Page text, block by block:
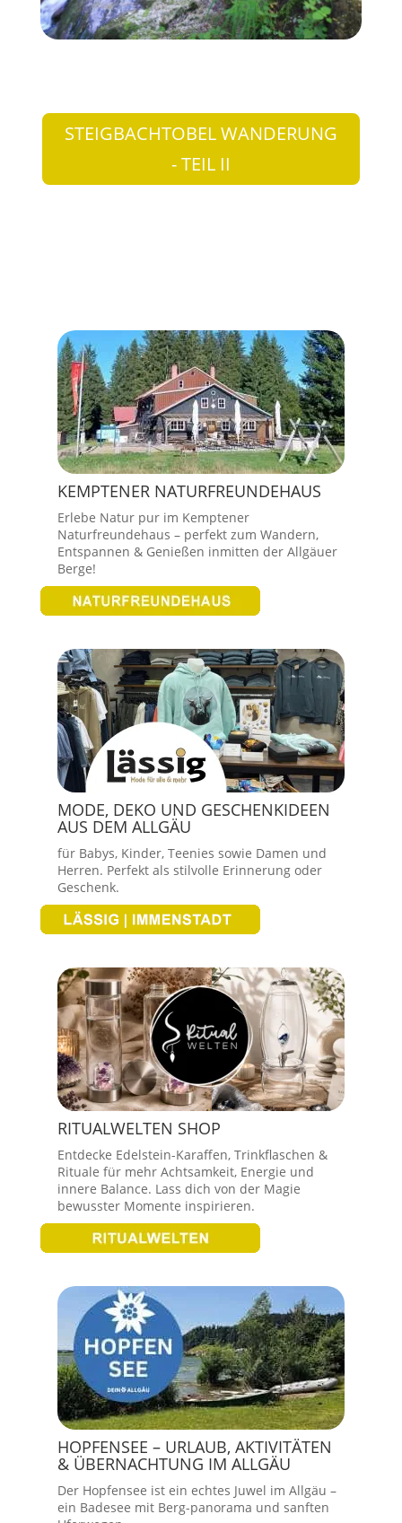
STEIGBACHTOBEL WANDERUNG
- TEIL II
KEMPTENER NATURFREUNDEHAUS
Erlebe Natur pur im Kemptener
Naturfreundehaus – perfekt zum Wandern,
Entspannen & Genießen inmitten der Allgäuer
Berge!
MODE, DEKO UND GESCHENKIDEEN
AUS DEM ALLGÄU
für Babys, Kinder, Teenies sowie Damen und
Herren. Perfekt als stilvolle Erinnerung oder
Geschenk.
RITUALWELTEN SHOP
Entdecke Edelstein-Karaffen, Trinkflaschen &
Rituale für mehr Achtsamkeit, Energie und
innere Balance. Lass dich von der Magie
bewusster Momente inspirieren.
HOPFENSEE – URLAUB, AKTIVITÄTEN
& ÜBERNACHTUNG IM ALLGÄU
Der Hopfensee ist ein echtes Juwel im Allgäu –
ein Badesee mit Berg-panorama und sanften